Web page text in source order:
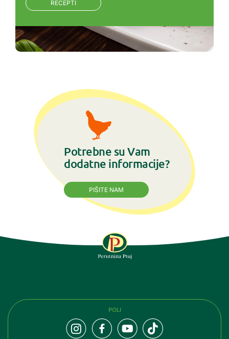
RECEPTI
Potrebne su Vam
dodatne informacije?
PIŠITE NAM
POLI